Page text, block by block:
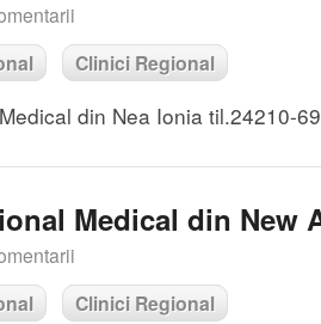
Clinici Regional
din Nea Ionia til.24210-
Medical din New
Clinici Regional